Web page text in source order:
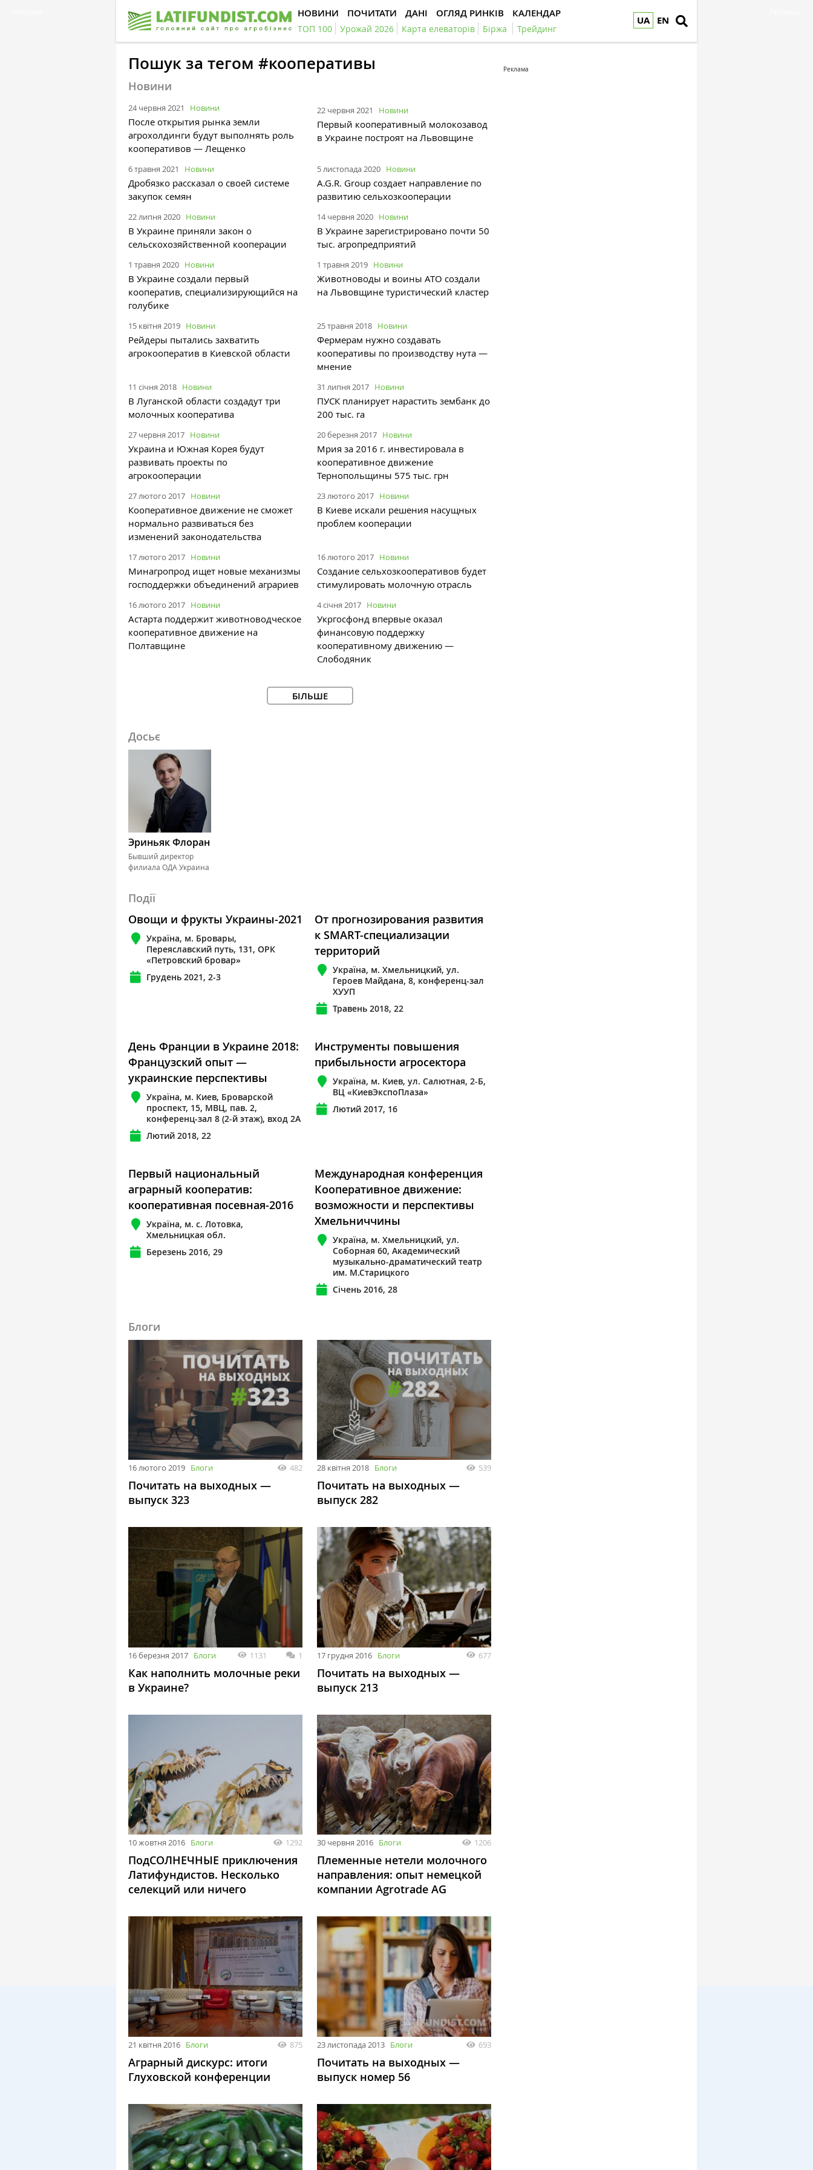
UA EN
НОВИНИ ПОЧИТАТИ ДАНІ ОГЛЯД РИНКІВ КАЛЕНДАР
ТОП 100 Урожай 2026 Карта елеваторів Біржа Трейдинг
Пошук за тегом #кооперативы
Новини
24 червня 2021 Новини
После открытия рынка земли
агрохолдинги будут выполнять роль
кооперативов — Лещенко
22 червня 2021 Новини
Первый кооперативный молокозавод
в Украине построят на Львовщине
6 травня 2021 Новини
Дробязко рассказал о своей системе
закупок семян
5 листопада 2020 Новини
A.G.R. Group создает направление по
развитию сельхозкооперации
22 липня 2020 Новини
В Украине приняли закон о
сельскохозяйственной кооперации
14 червня 2020 Новини
В Украине зарегистрировано почти 50
тыс. агропредприятий
1 травня 2020 Новини
В Украине создали первый
кооператив, специализирующийся на
голубике
1 травня 2019 Новини
Животноводы и воины АТО создали
на Львовщине туристический кластер
15 квітня 2019 Новини
Рейдеры пытались захватить
агрокооператив в Киевской области
25 травня 2018 Новини
Фермерам нужно создавать
кооперативы по производству нута —
мнение
11 січня 2018 Новини
В Луганской области создадут три
молочных кооператива
31 липня 2017 Новини
ПУСК планирует нарастить зембанк до
200 тыс. га
27 червня 2017 Новини
Украина и Южная Корея будут
развивать проекты по
агрокооперации
20 березня 2017 Новини
Мрия за 2016 г. инвестировала в
кооперативное движение
Тернопольщины 575 тыс. грн
27 лютого 2017 Новини
Кооперативное движение не сможет
нормально развиваться без
изменений законодательства
23 лютого 2017 Новини
В Киеве искали решения насущных
проблем кооперации
17 лютого 2017 Новини
Минагропрод ищет новые механизмы
господдержки объединений аграриев
16 лютого 2017 Новини
Создание сельхозкооперативов будет
стимулировать молочную отрасль
16 лютого 2017 Новини
Астарта поддержит животноводческое
кооперативное движение на
Полтавщине
4 січня 2017 Новини
Укргосфонд впервые оказал
финансовую поддержку
кооперативному движению —
Слободяник
БІЛЬШЕ
Досьє
Эриньяк Флоран
Бывший директор
филиала ОДА Украина
Події
Овощи и фрукты Украины-2021
Україна, м. Бровары,
Переяславский путь, 131, ОРК
«Петровский бровар»
Грудень 2021, 2-3
От прогнозирования развития
к SMART-специализации
территорий
Україна, м. Хмельницкий, ул.
Героев Майдана, 8, конференц-зал
ХУУП
Травень 2018, 22
День Франции в Украине 2018:
Французский опыт —
украинские перспективы
Україна, м. Киев, Броварской
проспект, 15, МВЦ, пав. 2,
конференц-зал 8 (2-й этаж), вход 2А
Лютий 2018, 22
Инструменты повышения
прибыльности агросектора
Україна, м. Киев, ул. Салютная, 2-Б,
ВЦ «КиевЭкспоПлаза»
Лютий 2017, 16
Первый национальный
аграрный кооператив:
кооперативная посевная-2016
Україна, м. с. Лотовка,
Хмельницкая обл.
Березень 2016, 29
Международная конференция
Кооперативное движение:
возможности и перспективы
Хмельниччины
Україна, м. Хмельницкий, ул.
Соборная 60, Академический
музыкально-драматический театр
им. М.Старицкого
Січень 2016, 28
Блоги
16 лютого 2019 Блоги 482
Почитать на выходных —
выпуск 323
28 квітня 2018 Блоги 539
Почитать на выходных —
выпуск 282
16 березня 2017 Блоги 1131 1
Как наполнить молочные реки
в Украине?
17 грудня 2016 Блоги 677
Почитать на выходных —
выпуск 213
10 жовтня 2016 Блоги 1292
ПодСОЛНЕЧНЫЕ приключения
Латифундистов. Несколько
селекций или ничего
30 червня 2016 Блоги 1206
Племенные нетели молочного
направления: опыт немецкой
компании Agrotrade AG
21 квітня 2016 Блоги 875
Аграрный дискурс: итоги
Глуховской конференции
23 листопада 2013 Блоги 693
Почитать на выходных —
выпуск номер 56
Реклама